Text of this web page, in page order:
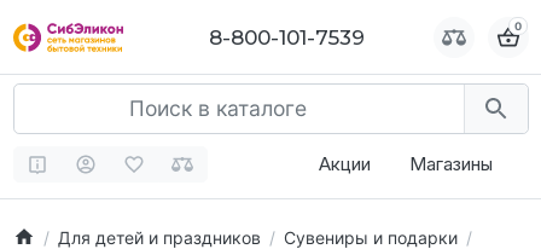
8-800-101-7539 0
Акции Магазины
Для детей и праздников
Сувениры и подарки
8-800-101-7539 0